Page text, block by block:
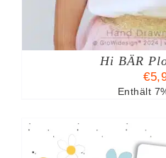
Hi BÄR
€
Enthält